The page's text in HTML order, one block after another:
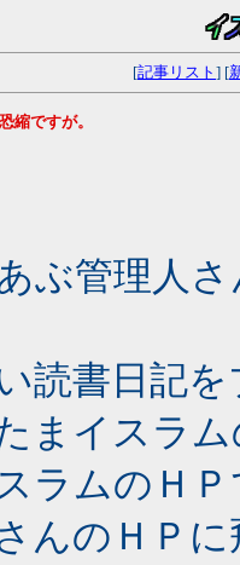
[記事リスト ] [
縮ですが。
ぶ管理人さ
読書日記を
まイスラ
ラムのＨ
んのＨＰ